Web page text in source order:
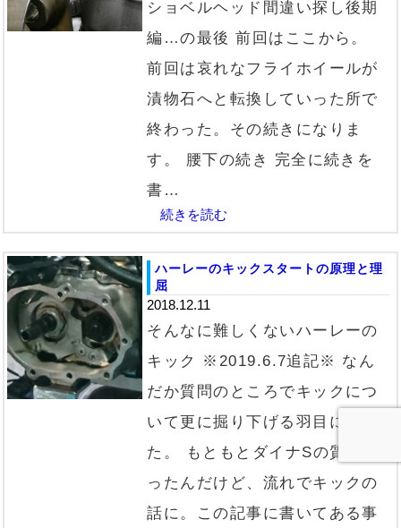
ショベルヘッド間違い探し後期
編…の最後 前回はここから。
前回は哀れなフライホイールが
漬物石へと転換していった所で
終わった。その続きになりま
す。 腰下の続き 完全に続きを
書…
続きを読む
ハーレーのキックスタートの原理と理
屈
2018.12.11
そんなに難しくないハーレーの
キック ※2019.6.7追記※ なん
だか質問のところでキックにつ
いて更に掘り下げる羽目になっ
た。 もともとダイナSの質問だ
ったんだけど、流れでキックの
話に。この記事に書いてある事